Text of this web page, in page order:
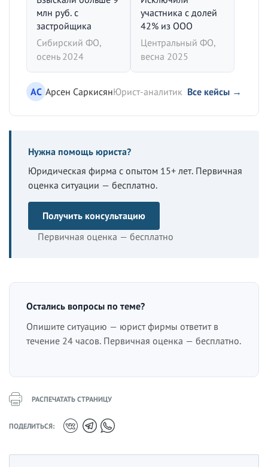
млн руб. с
застройщика
Сибирский ФО,
осень 2024
участника с долей
42% из ООО
Центральный ФО,
весна 2025
АС Арсен СаркисянЮрист-аналитик Все кейсы →
Нужна помощь юриста?
Юридическая фирма с опытом 15+ лет. Первичная
оценка ситуации — бесплатно.
Получить консультацию
Первичная оценка — бесплатно
Остались вопросы по теме?
Опишите ситуацию — юрист фирмы ответит в
течение 24 часов. Первичная оценка — бесплатно.
РАСПЕЧАТАТЬ СТРАНИЦУ
ПОДЕЛИТЬСЯ: